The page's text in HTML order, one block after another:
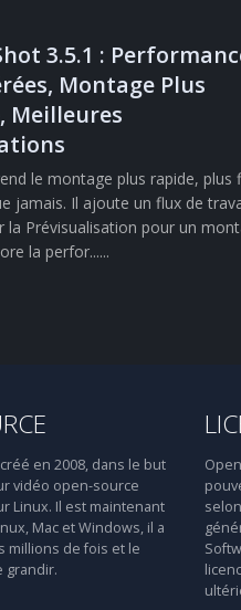
3.5.1 :
Montage Plus
Meilleures
le montage plus rapide, plus
jamais. Il ajoute un flux de
la Prévisualisation pour un
la perfor......
en 2008, dans le but
vidéo open-source
Linux. Il est maintenant
Mac et Windows, il a
millions de fois et le
grandir.